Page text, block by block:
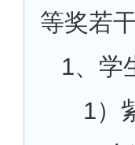
等奖若干
1、学
1）